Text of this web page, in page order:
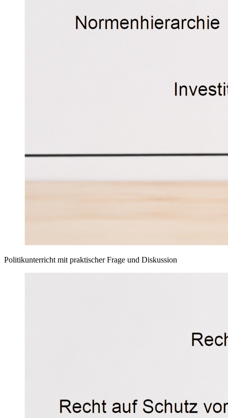
Politikunterricht mit praktischer Frage und Diskussion